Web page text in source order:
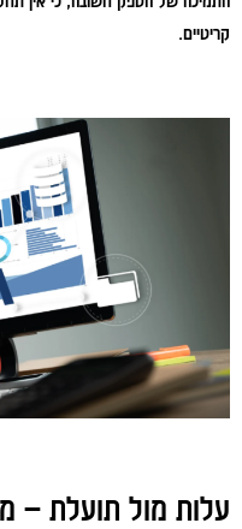
קריטיים.
עלות מול תועלת –